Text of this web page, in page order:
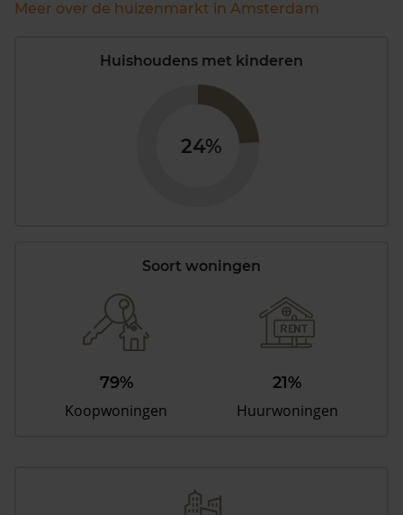
Meer over de huizenmarkt in Amsterdam
Huishoudens met kinderen
24%
Soort woningen
79%
Koopwoningen
21%
Huurwoningen